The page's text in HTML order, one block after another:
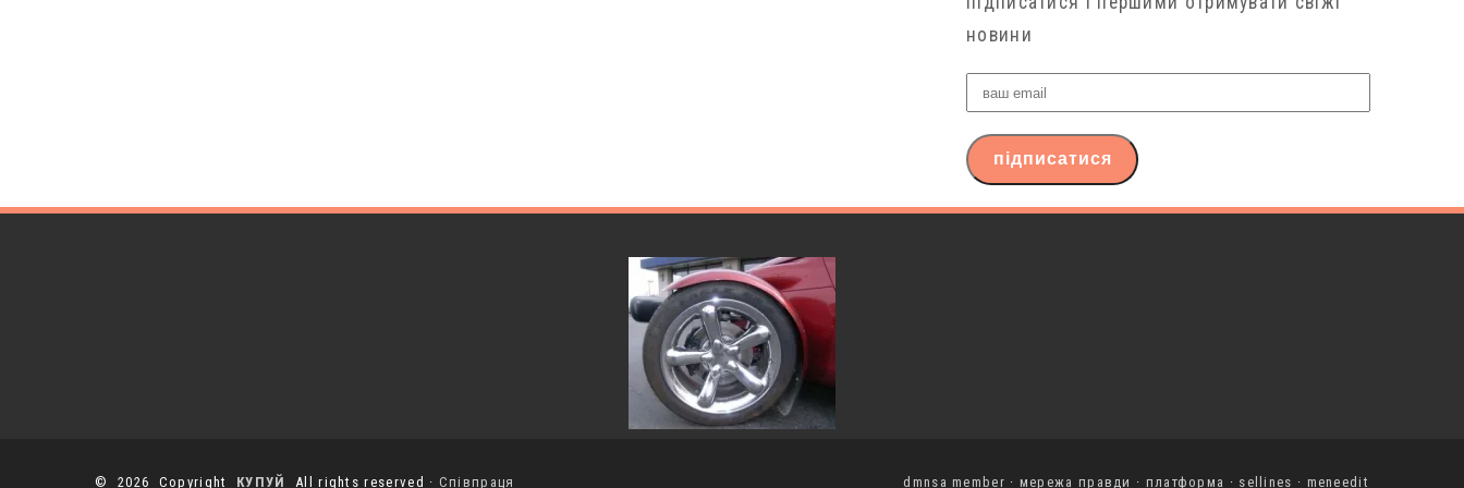
новини
ваш
email
підписатися
© 2026 Copyright КУПУЙ All rights reserved · Співпраця dmnsa member · мережа правди · платформа · sellines · meneedit